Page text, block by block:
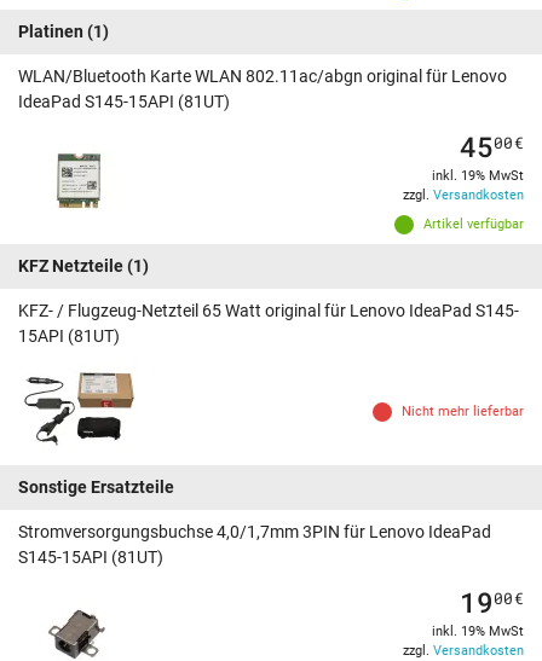
Platinen (1)
WLAN/Bluetooth Karte WLAN 802.11ac/abgn original für Lenovo
IdeaPad S145-15API (81UT)
Artikel verfügbar
4500€
inkl. 19% MwSt
zzgl. Versandkosten
KFZ Netzteile(1)
KFZ- / Flugzeug-Netzteil 65 Watt original für Lenovo IdeaPad S145-
15API (81UT)
Nicht mehr lieferbar
Sonstige Ersatzteile
Stromversorgungsbuchse 4,0/1,7mm 3PIN für Lenovo IdeaPad
S145-15API (81UT)
1900€
inkl. 19% MwSt
zzgl. Versandkosten